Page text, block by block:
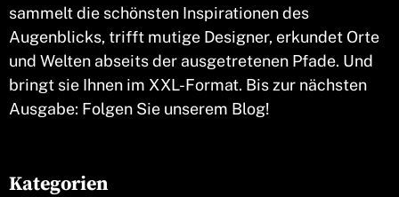
sammelt die schönsten Inspirationen des
Augenblicks, trifft mutige Designer, erkundet Orte
und Welten abseits der ausgetretenen Pfade. Und
bringt sie Ihnen im XXL-Format. Bis zur nächsten
Ausgabe: Folgen Sie unserem Blog!
Kategorien